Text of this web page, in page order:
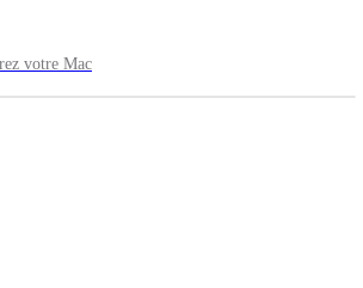
votre Mac